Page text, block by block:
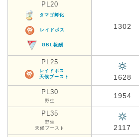
PL20
タマゴ孵化
レイドボス
GBL報酬
1302
PL25
レイドボス
天候ブースト
1628
PL30
野生
1954
PL35
野生
天候ブースト
2117